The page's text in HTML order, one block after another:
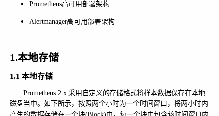
Prometheus高可用部署架构
Alertmanager高可用部署架构
1.本地存储
1.1 本地存储
Prometheus 2.x 采用自定义的存储格式将样本数据保存在本地
磁盘当中。如下所示，按照两个小时为一个时间窗口，将两小时内
产生的数据存储在一个块(Block)中，每一个块中包含该时间窗口内